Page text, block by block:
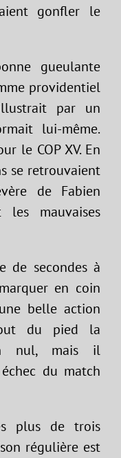
gonfler le
gueulante
providentiel
par un
lui-même.
le COP XV. En
se retrouvaient
de Fabien
mauvaises
de secondes à
en coin
belle action
du pied la
nul, mais il
du match
plus de trois
régulière est